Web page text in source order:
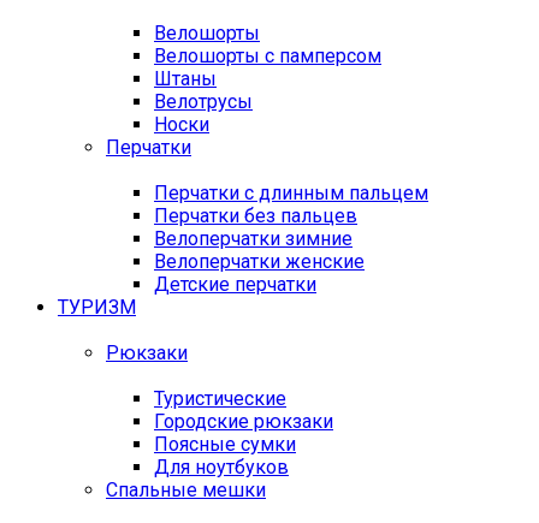
Велошорты
Велошорты с памперсом
Штаны
Велотрусы
Носки
Перчатки
Перчатки с длинным пальцем
Перчатки без пальцев
Велоперчатки зимние
Велоперчатки женские
Детские перчатки
ТУРИЗМ
Рюкзаки
Туристические
Городские рюкзаки
Поясные сумки
Для ноутбуков
Спальные мешки